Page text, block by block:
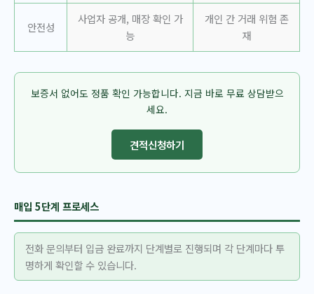
안전성
사업자 공개, 매장 확인 가
능
개인 간 거래 위험 존
재
보증서 없어도 정품 확인 가능합니다. 지금 바로 무료 상담받으
세요.
견적신청하기
매입 5단계 프로세스
전화 문의부터 입금 완료까지 단계별로 진행되며 각 단계마다 투
명하게 확인할 수 있습니다.